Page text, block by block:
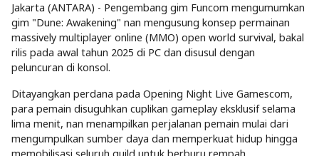
Jakarta (ANTARA) - Pengembang gim Funcom mengumumkan
gim "Dune: Awakening" nan mengusung konsep permainan
massively multiplayer online (MMO) open world survival, bakal
rilis pada awal tahun 2025 di PC dan disusul dengan
peluncuran di konsol.
Ditayangkan perdana pada Opening Night Live Gamescom,
para pemain disuguhkan cuplikan gameplay eksklusif selama
lima menit, nan menampilkan perjalanan pemain mulai dari
mengumpulkan sumber daya dan memperkuat hidup hingga